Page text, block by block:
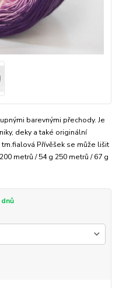
barevnými přechody. Je
deky a také originální
Přívěšek se může lišit
metrů / 54 g 250 metrů / 67 g